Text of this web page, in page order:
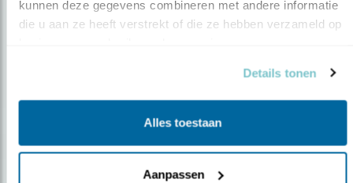
kunnen deze gegevens combineren met andere informatie
die u aan ze heeft verstrekt of die ze hebben verzameld op
Details tonen
Alles toestaan
Aanpassen
Op de hoogte blijven?
Meld je aan en ontvang nieuws, inspiratie, acties en tips
Volg ons via social media